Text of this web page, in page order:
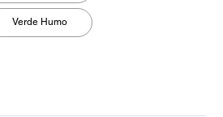
Verde Humo